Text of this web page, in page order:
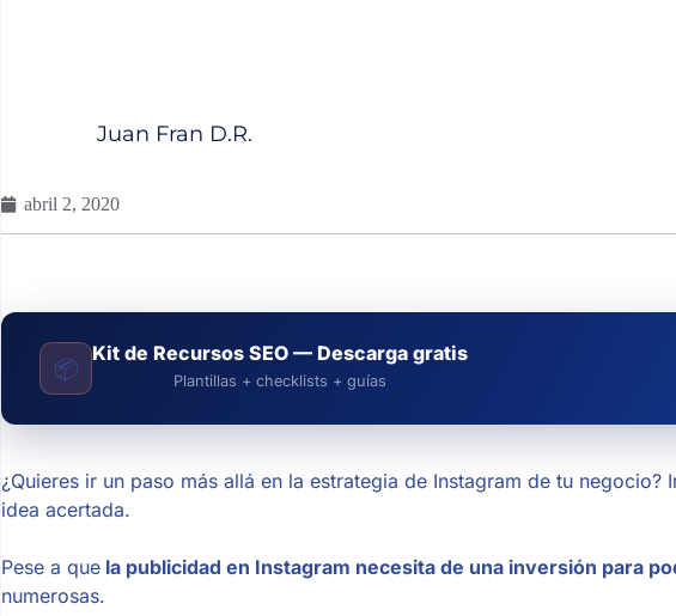
Juan Fran D.R.
abril 2, 2020
📦
Kit de Recursos SEO — Descarga gratis
Plantillas + checklists + guías
¿Quieres ir un paso más allá en la estrategia de Instagram de tu
idea acertada.
Pese a que la publicidad en Instagram necesita de una inversión para
numerosas.